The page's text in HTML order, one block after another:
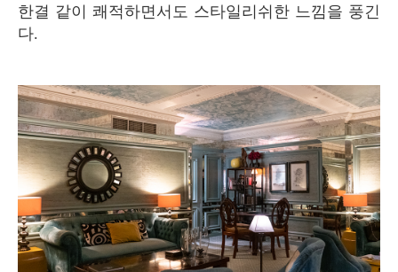
한결 같이 쾌적하면서도 스타일리쉬한 느낌을 풍긴
다.